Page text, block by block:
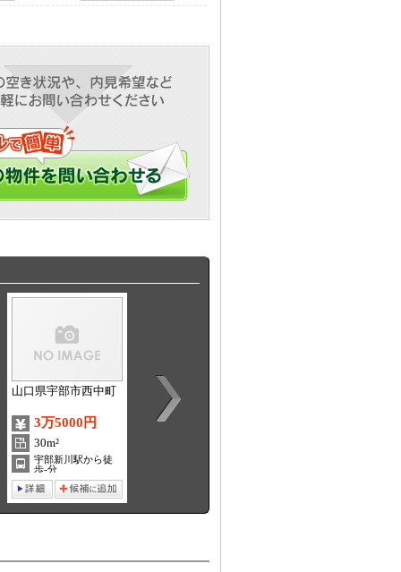
山口県宇部市西中町
3万5000円
30m²
宇部新川駅から徒
歩-分
山口県宇部市北琴芝
5万3000円